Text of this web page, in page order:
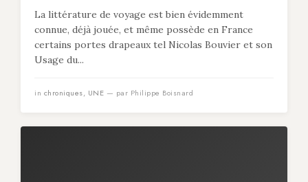
La littérature de voyage est bien évidemment
connue, déjà jouée, et même possède en France
certains portes drapeaux tel Nicolas Bouvier et son
Usage du...
in chroniques, UNE — par Philippe Boisnard